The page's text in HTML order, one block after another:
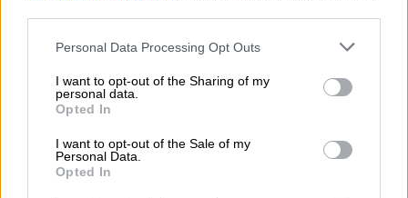
Please note that this website/app uses one or more Google
not limited to your visit or usage behaviour. You may click to
grant or deny consent to Google and its third-party tags to
use your data for below specified purposes in below Google
consent section.
Personal Data Processing Opt Outs
I want to opt-out of the Sharing of my
personal data.
Opted In
I want to opt-out of the Sale of my
Personal Data.
Opted In
Κατά το μεγαλύτερο μέροςτου
εργάστηκε ως διευθυντής εξαγωγών της
Skoda Works στην Τσεχοσλοβακία. Ενώ
εργαζόταν εκεί, ο Άλμπερτ χρησιμοποιούσε
συχνά την επιρροή του και το γεγονός ότι